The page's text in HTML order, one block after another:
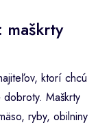
ktorí chcú
Maškrty
ryby, obilniny